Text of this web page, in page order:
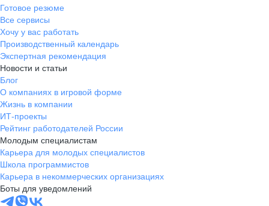
Готовое резюме
Все сервисы
Хочу у вас работать
Производственный календарь
Экспертная рекомендация
Новости и статьи
Блог
О компаниях в игровой форме
Жизнь в компании
ИТ-проекты
Рейтинг работодателей России
Молодым специалистам
Карьера для молодых специалистов
Школа программистов
Карьера в некоммерческих организациях
Боты для уведомлений